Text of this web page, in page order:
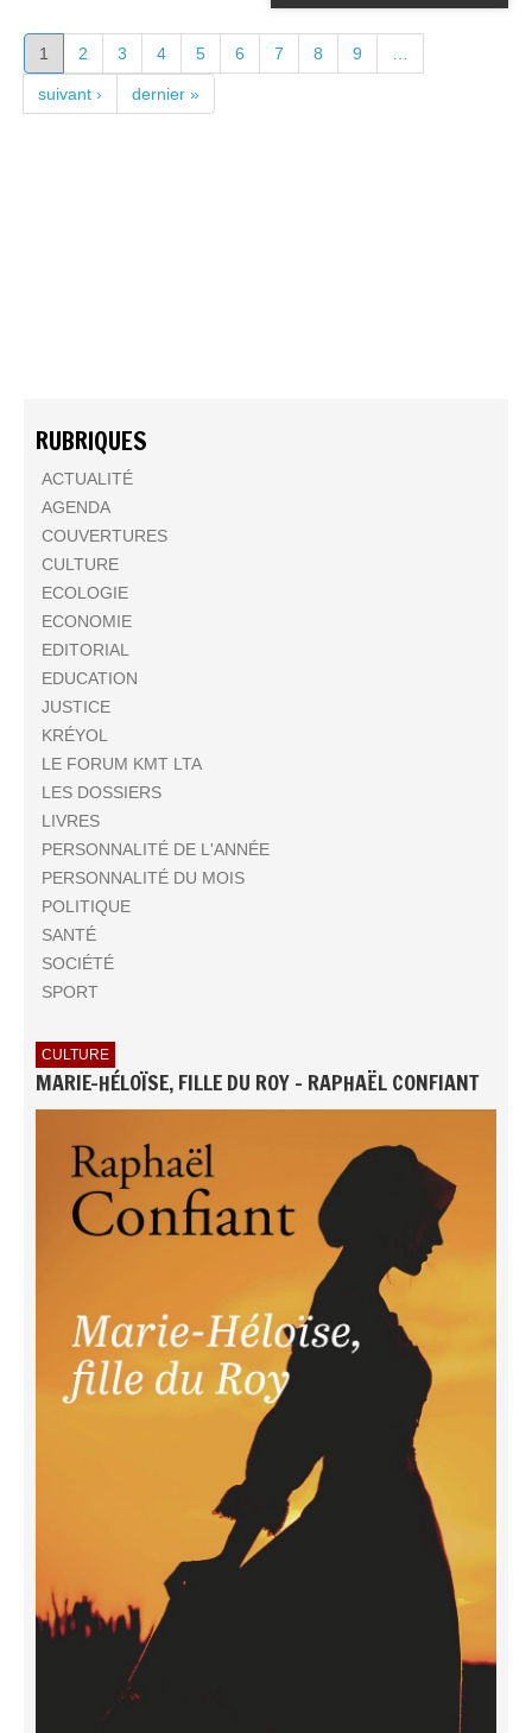
PAGES
1 2 3 4 5 6 7 8 9
suivant › dernier »
RUBRIQUES
ACTUALITÉ
AGENDA
COUVERTURES
CULTURE
ECOLOGIE
ECONOMIE
EDITORIAL
EDUCATION
JUSTICE
KRÉYOL
LE FORUM KMT LTA
LES DOSSIERS
LIVRES
PERSONNALITÉ DE L'ANNÉE
PERSONNALITÉ DU MOIS
POLITIQUE
SANTÉ
SOCIÉTÉ
SPORT
CULTURE
MARIE-HÉLOÏSE, FILLE DU ROY - RAPHAËL CONFIANT